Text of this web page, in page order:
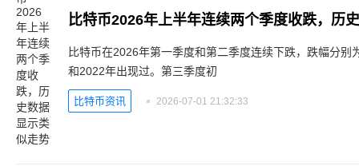
比特币2026年上半年连续两个季度收跌，历
比特币在2026年第一季度和第二季度连续下跌，跌幅分别
和2022年出现过。第三季度初
比特币资讯 2026-07-01 21:32:33